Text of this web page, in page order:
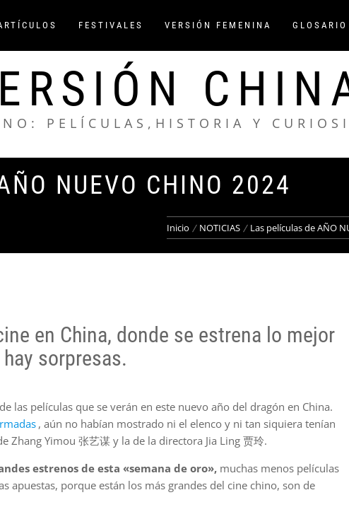
FESTIVALES VERSIÓN FEMENINA
PELÍCULAS,HISTORIA Y
NUEVO CHINO 2024
Inicio NOTICIAS Las películas de AÑO
en China, donde se estrena lo mejor
sorpresas.
las películas que se verán en este nuevo año del dragón en China.
, aún no habían mostrado ni el elenco y ni tan siquiera tenían
Zhang Yimou 张艺谋 y la de la directora Jia Ling 贾玲.
estrenos de esta «semana de oro», muchas menos películas
apuestas, porque están los más grandes del cine chino, son de